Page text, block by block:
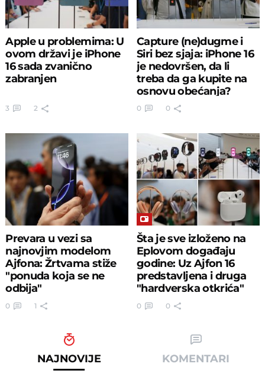
Apple u problemima: U
ovom državi je iPhone
16 sada zvanično
zabranjen
3 2
Capture (ne)dugme i
Siri bez sjaja: iPhone 16
je nedovršen, da li
treba da ga kupite na
osnovu obećanja?
0 0
Prevara u vezi sa
najnovjim modelom
Ajfona: Žrtvama stiže
"ponuda koja se ne
odbija"
0 1
Šta je sve izloženo na
Eplovom događaju
godine: Uz Ajfon 16
predstavljena i druga
"hardverska otkrića"
0 0
NAJNOVIJE KOMENTARI